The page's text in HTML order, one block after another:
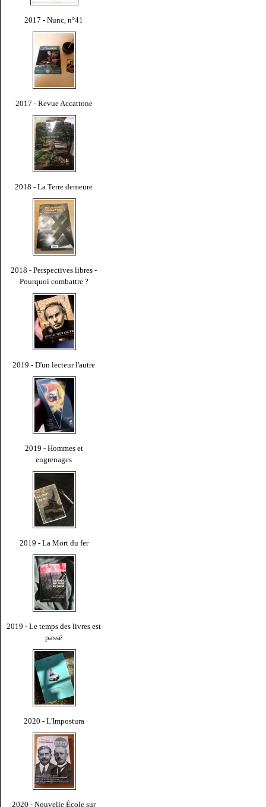
2017 - Nunc, n°41
2017 - Revue Accattone
2018 - La Terre demeure
2018 - Perspectives libres -
Pourquoi combattre ?
2019 - D'un lecteur l'autre
2019 - Hommes et
engrenages
2019 - La Mort du fer
2019 - Le temps des livres est
passé
2020 - L'Impostura
2020 - Nouvelle École sur